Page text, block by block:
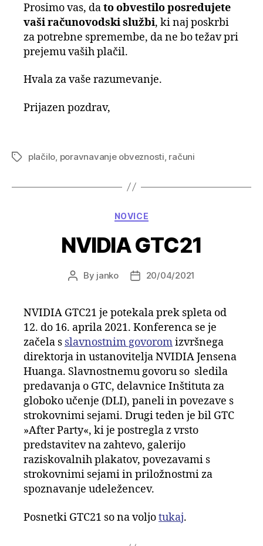
Prosimo vas, dato obvestilo posredujete
vaši računovodski službi, ki naj poskrbi
za potrebne spremembe, da ne bo težav pri
prejemu vaših plačil.
Hvala za vaše razumevanje.
Prijazen pozdrav,
Tagsplačilo poravnavanje obveznosti računi
Categories
NOVICE
NVIDIA GTC21
Post
By janko
Post20/04/2021
NVIDIA GTC21 je potekala prek spleta od
12. do 16. aprila 2021. Konferenca se je
začela s slavnostnim govoromizvršnega
direktorja in ustanovitelja NVIDIA Jensena
Huanga. Slavnostnemu govoru so sledila
predavanja o GTC, delavnice Inštituta za
globoko učenje (DLI), paneli in povezave s
strokovnimi sejami. Drugi teden je bil GTC
»After Party«, ki je postregla z vrsto
predstavitev na zahtevo, galerijo
raziskovalnih plakatov, povezavami s
strokovnimi sejami in priložnostmi za
spoznavanje udeležencev.
Posnetki GTC21 so na voljotukaj.